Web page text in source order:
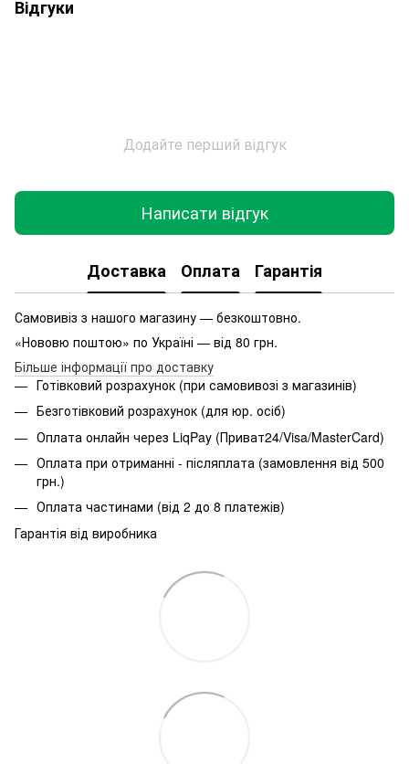
Відгуки
Додайте перший відгук
Написати відгук
Доставка Оплата Гарантія
Самовивіз з нашого магазину — безкоштовно.
«Нововю поштою» по Україні — від 80 грн.
Більше інформації про доставку
Готівковий розрахунок (при самовивозі з магазинів)
Безготівковий розрахунок (для юр. осіб)
Оплата онлайн через LiqPay (Приват24/Visa/MasterCard)
Оплата при отриманні - післяплата (замовлення від 500
грн.)
Оплата частинами (від 2 до 8 платежів)
Гарантія від виробника